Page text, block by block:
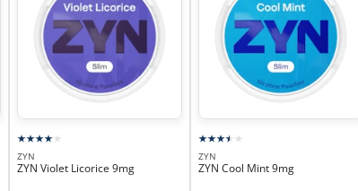
ZYN
ZYN Violet Licorice 9mg
ZYN
ZYN Cool Mint 9mg